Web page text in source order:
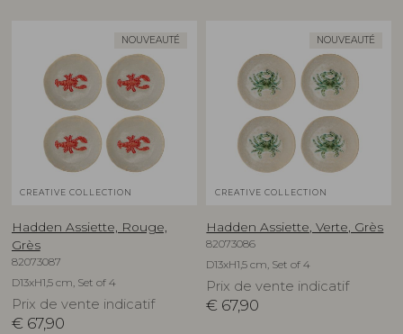
NOUVEAUTÉ
CREATIVE COLLECTION
Hadden Assiette, Rouge,
Grès
82073087
D13xH1,5 cm, Set of 4
Prix de vente indicatif
€ 67,90
NOUVEAUTÉ
CREATIVE COLLECTION
Hadden Assiette, Verte, Grès
82073086
D13xH1,5 cm, Set of 4
Prix de vente indicatif
€ 67,90